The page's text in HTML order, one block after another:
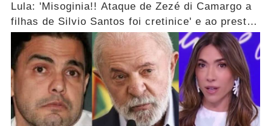
Lula: 'Misoginia!! Ataque de Zezé di Camargo a
filhas de Silvio Santos foi cretinice' e ao prestar
soli...ver mais!